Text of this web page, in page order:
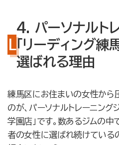
4. パーソナルト
「リーディング練
選ばれる理由
練馬区にお住まいの女性から
のが、パーソナルトレーニング
学園店」です。数あるジムの中
者の女性に選ばれ続けている